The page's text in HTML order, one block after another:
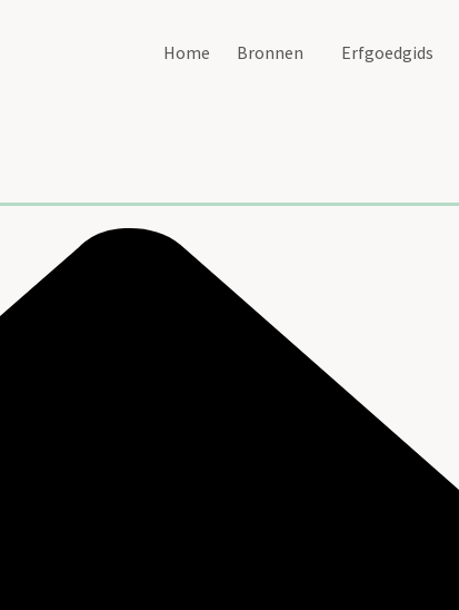
Home Bronnen Erfgoedgids